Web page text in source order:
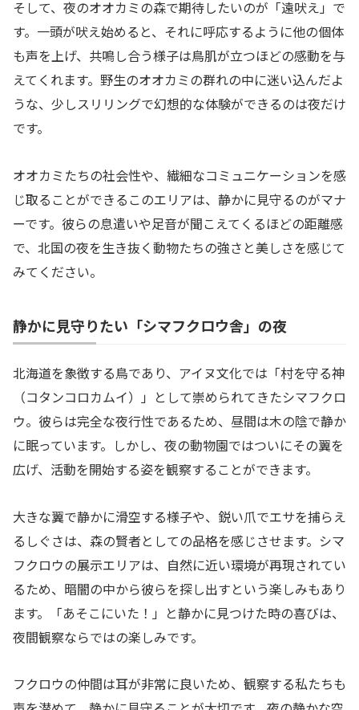
そして、夜のオオカミの森で期待したいのが「遠吠え」で
す。一頭が吠え始めると、それに呼応するように他の個体
も声を上げ、共鳴し合う様子は鳥肌が立つほどの感動を与
えてくれます。野生のオオカミの群れの中に迷い込んだよ
うな、少しスリリングで幻想的な体験ができるのは夜だけ
です。
オオカミたちの社会性や、繊細なコミュニケーションを感
じ取ることができるこのエリアは、静かに見守るのがマナ
ーです。彼らの息遣いや足音が聞こえてくるほどの距離感
で、北国の夜を生き抜く動物たちの強さと美しさを感じて
みてください。
静かに見守りたい「シマフクロウ舎」の夜
北海道を象徴する鳥であり、アイヌ文化では「村を守る神
（コタンコロカムイ）」として崇められてきたシマフクロ
ウ。彼らは完全な夜行性であるため、昼間は木の陰で静か
に眠っています。しかし、夜の動物園ではついにその翼を
広げ、活動を開始する姿を観察することができます。
大きな翼で静かに滑空する様子や、鋭い爪でエサを捕らえ
るしぐさは、森の賢者としての品格を感じさせます。シマ
フクロウの展示エリアは、自然に近い環境が再現されてい
るため、暗闇の中から彼らを探し出すという楽しみもあり
ます。「あそこにいた！」と静かに見つけた時の喜びは、
夜間観察ならではの楽しみです。
フクロウの仲間は耳が非常に良いため、観察する私たちも